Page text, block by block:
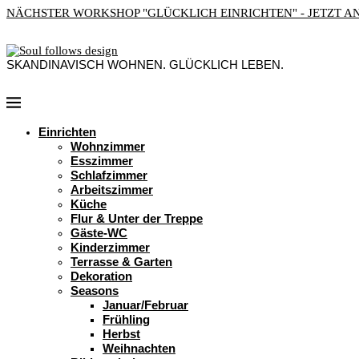
NÄCHSTER WORKSHOP "GLÜCKLICH EINRICHTEN" - JETZT
SKANDINAVISCH WOHNEN. GLÜCKLICH LEBEN.
Einrichten
Wohnzimmer
Esszimmer
Schlafzimmer
Arbeitszimmer
Küche
Flur & Unter der Treppe
Gäste-WC
Kinderzimmer
Terrasse & Garten
Dekoration
Seasons
Januar/Februar
Frühling
Herbst
Weihnachten